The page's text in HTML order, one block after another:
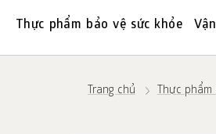
Thực phẩm bảo vệ sức khỏe
Trang chủ Thực